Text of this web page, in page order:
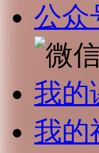
公众
我的
我的